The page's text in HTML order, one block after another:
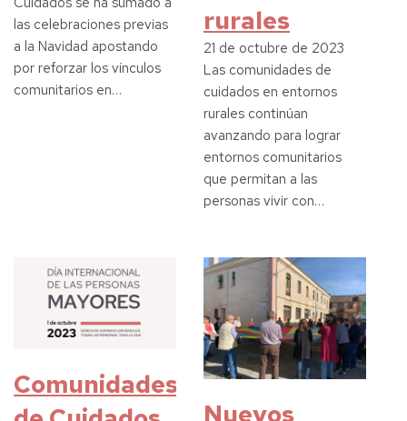
las celebraciones previas
a la Navidad apostando
por reforzar los vínculos
comunitarios en…
rurales
21 de octubre de 2023
Las comunidades de
cuidados en entornos
rurales continúan
avanzando para lograr
entornos comunitarios
que permitan a las
personas vivir con…
Comunidades
Nuevos